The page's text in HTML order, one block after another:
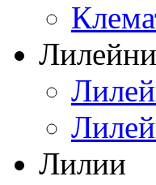
Лилии